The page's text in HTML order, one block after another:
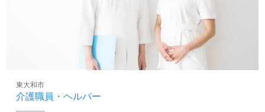
介護職員・ヘルパー
東大和市